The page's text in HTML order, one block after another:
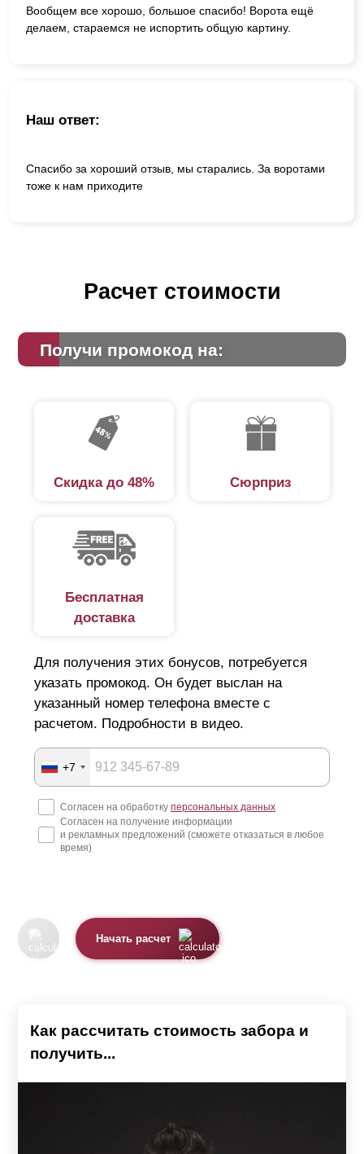
Вообщем все хорошо, большое спасибо! Ворота ещё
делаем, стараемся не испортить общую картину.
Наш ответ:
Спасибо за хороший отзыв, мы старались. За воротами
тоже к нам приходите
Расчет стоимости
Получи промокод на:
Скидка до 48% Сюрприз
Бесплатная
доставка
Для получения этих бонусов, потребуется
указать промокод. Он будет выслан на
указанный номер телефона вместе с
расчетом. Подробности в видео.
+7
Согласен на обработку персональных данных
Согласен на получение информации
и рекламных предложений (сможете отказаться в любое
время)
Начать расчет
Как рассчитать стоимость забора и
получить...